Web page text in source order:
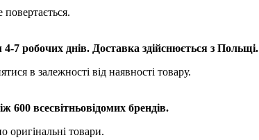
7 робочих днів. Доставка здійснюється з Польщі.
в залежності від наявності товару.
600 всесвітньовідомих брендів.
оригінальні товари.